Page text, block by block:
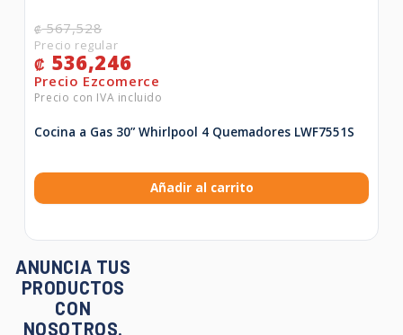
₡567,528
₡ 536,246
Cocina a Gas 30” Whirlpool 4 Quemadores LWF7551S
Añadir al carrito
ANUNCIA TUS
PRODUCTOS
CON
NOSOTROS.